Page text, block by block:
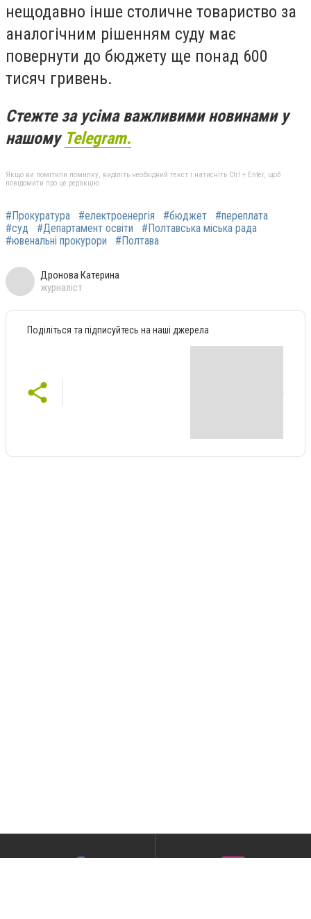
нещодавно інше столичне товариство за
аналогічним рішенням суду має
повернути до бюджету ще понад 600
тисяч гривень.
Стежте за усіма важливими новинами у
нашому Telegram.
Якщо ви помітили помилку, виділіть необхідний текст і натисніть Ctrl + Enter, щоб
повідомити про це редакцію
#Прокуратура #електроенергія #бюджет
#переплата
#суд
#Департамент освіти
#Полтавська міська рада
#ювенальні прокурори
#Полтава
Дронова Катерина
журналіст
Поділіться та підписуйтесь на наші джерела